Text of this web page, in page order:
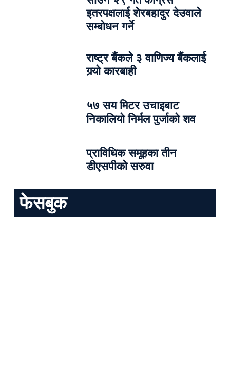
इतरपक्षलाई शेरबहादुर देउवाले
सम्बोधन गर्ने
राष्ट्र बैंकले ३ वाणिज्य बैंकलाई
गर्‍यो कारबाही
५७ सय मिटर उचाइबाट
निकालियो निर्मल पुर्जाको शव
प्राविधिक समूहका तीन
डीएसपीको सरुवा
फेसबुक